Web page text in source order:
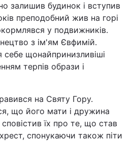
Погода
Статті
Думки
Вакансії
залишив будинок і вступив
преподобний жив на горі
у подвижників.
з ім'ям Євфимій.
щонайпринизливіші
терпів образи і
на Святу Гору.
що його мати і дружина
сповістив їх про те, що став
спонукаючи також піти